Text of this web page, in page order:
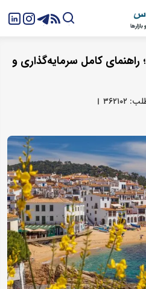
راهنمای کامل سرمایه‌گذاری و